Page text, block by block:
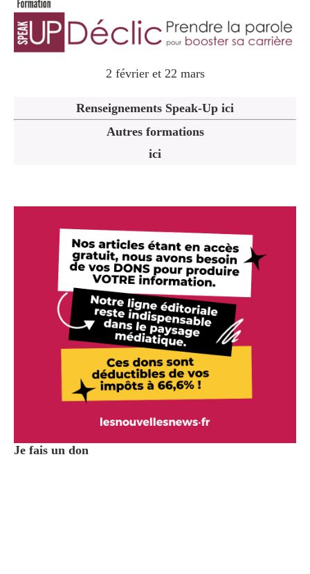
2 février et 22 mars
Renseignements Speak-Up ici
Autres formations
ici
Je fais un don